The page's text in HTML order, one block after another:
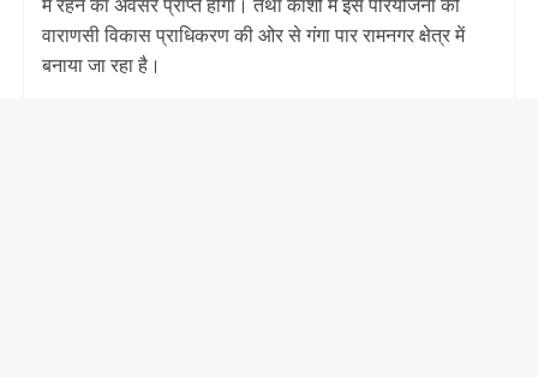
वाराणसी विकास प्राधिकरण की ओर से गंगा पार रामनगर क्षेत्र में
बनाया जा रहा है।